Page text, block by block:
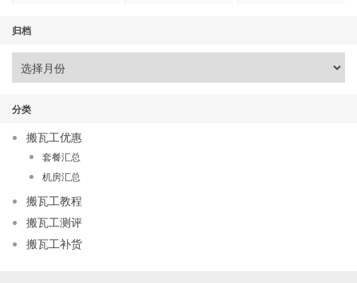
归档
分类
搬瓦工优惠
套餐汇总
机房汇总
搬瓦工教程
搬瓦工测评
搬瓦工补货